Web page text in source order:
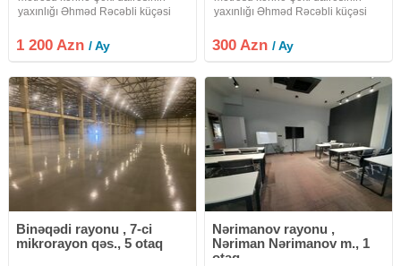
yaxınlığı Əhməd Rəcəbli küçəsi
yerləşir. Giriş çıxış 7/24-dür. Yay
üçün kondisoner qış üçün isə
1 200 Azn/ Ay
yaxınlığı Əhməd Rəcəbli küçəsi
yerləşir.lift var. Mərkəzi isitmə və
mərkəzi soyutma sistemi vardır hər
300 Azn/ Ay
Binəqədi rayonu , 7-ci
mikrorayon qəs., 5 otaq
Nərimanov rayonu ,
Nəriman Nərimanov m., 1
otaq